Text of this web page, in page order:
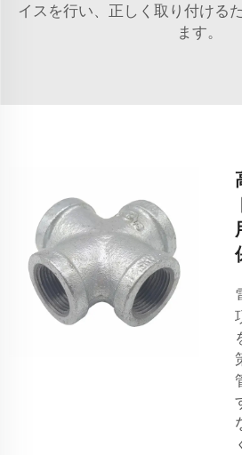
イスを行い、正しく取り付ける
ます。